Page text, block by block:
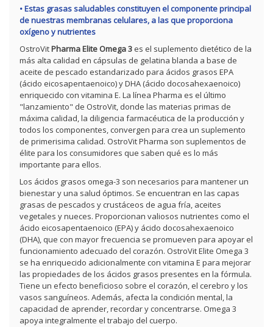
• Estas grasas saludables constituyen el componente principal
de nuestras membranas celulares, a las que proporciona
oxígeno y nutrientes
OstroVitPharma Elite Omega 3es el suplemento dietético de la
más alta calidad en cápsulas de gelatina blanda a base de
aceite de pescado estandarizado para ácidos grasos EPA
(ácido eicosapentaenoico) y DHA (ácido docosahexaenoico)
enriquecido con vitamina E. La línea Pharma es el último
"lanzamiento" de OstroVit, donde las materias primas de
máxima calidad, la diligencia farmacéutica de la producción y
todos los componentes, convergen para crea un suplemento
de primerisima calidad. OstroVit Pharma son suplementos de
élite para los consumidores que saben qué es lo más
importante para ellos.
Los ácidos grasos omega-3 son necesarios para mantener un
bienestar y una salud óptimos. Se encuentran en las capas
grasas de pescados ycrustáceos de agua fría, aceites
vegetales y nueces. Proporcionan valiosos nutrientes como el
ácido eicosapentaenoico (EPA) y ácido docosahexaenoico
(DHA), que con mayor frecuencia se promueven para apoyar el
funcionamiento adecuado del corazón. OstroVit Elite Omega 3
se ha enriquecido adicionalmente con vitamina E para mejorar
las propiedades de los ácidos grasos presentes en la fórmula.
Tiene un efecto beneficioso sobre el corazón, el cerebro y los
vasos sanguíneos. Además, afecta la condición mental, la
capacidad de aprender, recordar y concentrarse. Omega 3
apoya integralmente el trabajo del cuerpo.